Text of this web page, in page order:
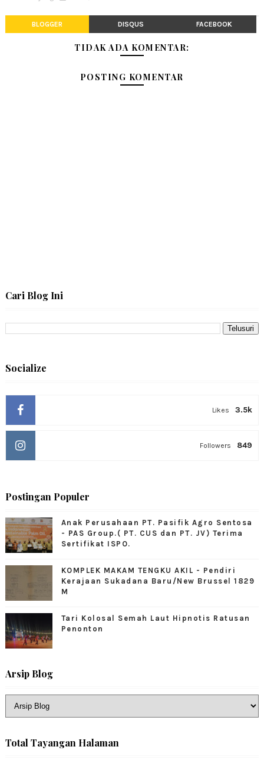
BLOGGER DISQUS FACEBOOK
TIDAK ADA KOMENTAR:
POSTING KOMENTAR
Cari Blog Ini
Socialize
3.5k
Likes
849
Followers
Postingan Populer
Anak Perusahaan PT. Pasifik Agro Sentosa
- PAS Group.( PT. CUS dan PT. JV) Terima
Sertifikat ISPO.
KOMPLEK MAKAM TENGKU AKIL - Pendiri
Kerajaan Sukadana Baru/New Brussel 1829
M
Tari Kolosal Semah Laut Hipnotis Ratusan
Penonton
Arsip Blog
Total Tayangan Halaman